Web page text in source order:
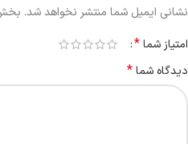
نشانی ایمیل شما منتشر نخواهد شد.
امتیاز شما*
دیدگاه شما*